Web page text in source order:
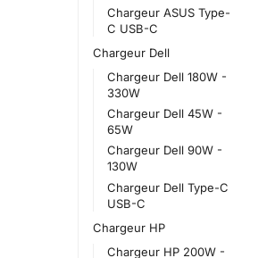
Chargeur ASUS Type-
C USB-C
Chargeur Dell
Chargeur Dell 180W -
330W
Chargeur Dell 45W -
65W
Chargeur Dell 90W -
130W
Chargeur Dell Type-C
USB-C
Chargeur HP
Chargeur HP 200W -